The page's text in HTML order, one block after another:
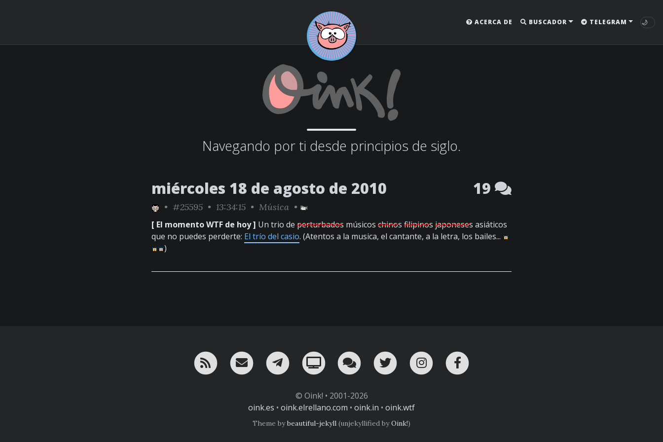
ACERCA DE BUSCADOR TELEGRAM 🌙
Navegando por ti desde principios de siglo.
miércoles 18 de agosto de 2010 19
• #25595 • 13:34:15 • Música •
[ El momento WTF de hoy ] Un trio deperturbados músicoschinos filipinos japoneses asiáticos
que no puedes perderte: El trío del casio. (Atentos a la musica, el cantante, a la letra, los bailes...
)
RSS ¡Mándame un email!
¡Nuestro canal en Telegram!
Oink! TV Charla con nosotros en Telegram
Twitter Instagram
© Oink! • 2001-2026
oink.es • oink.elrellano.com • oink.in • oink.wtf
Theme bybeautiful-jekyll (unjekyllified byOink!)